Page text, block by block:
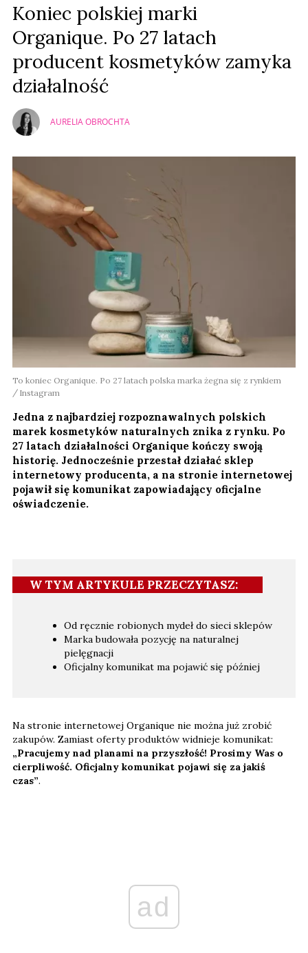
Koniec polskiej marki
Organique. Po 27 latach
producent kosmetyków zamyka
działalność
AURELIA OBROCHTA
To koniec Organique. Po 27 latach polska marka żegna się z rynkiem
Instagram
Jedna z najbardziej rozpoznawalnych polskich
marek kosmetyków naturalnych znika z rynku. Po
27 latach działalności Organique kończy swoją
historię. Jednocześnie przestał działać sklep
internetowy producenta, a na stronie internetowej
pojawił się komunikat zapowiadający oficjalne
oświadczenie.
W TYM ARTYKULE PRZECZYTASZ:
Od ręcznie robionych mydeł do sieci sklepów
Marka budowała pozycję na naturalnej
pielęgnacji
Oficjalny komunikat ma pojawić się później
Na stronie internetowej Organique nie można już zrobić
zakupów. Zamiast oferty produktów widnieje komunikat:
„Pracujemy nad planami na przyszłość! Prosimy Was o
cierpliwość. Oficjalny komunikat pojawi się za jakiś
czas”.
ad